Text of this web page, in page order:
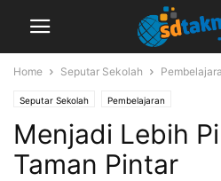
Home Seputar Sekolah
Seputar Sekolah Pembelajaran
Menjadi Lebih
Taman Pintar